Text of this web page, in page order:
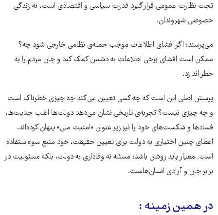
تحت نظارت عمومی قرار گیرد قدرت سیاسی و اقتصادی است، نه زندگی
خصوصی شهروندان.
می‌پرسند: اگر افشای اطلاعات موجب حمله‌ی نظامی خارجی شود چه؟
ممکن است افشای برخی اطلاعات به دشمن کمک کند و جان مردم را به
خطر اندازد.
پرسش اصلی این است که چه کسی تعیین می‌کند چه چیزی خطرناک است
و چه چیزی نیست؟ تجربه‌ی تاریخی نشان می‌دهد دولت‌ها اغلب جنایت‌ها،
فسادها و شکست‌های خود را نیز زیر عنوان «امنیت ملی» پنهان کرده‌اند.
اعطای چنین اختیاری به دولت برای تعیین حقیقت، خود منبع سوءاستفاده
است. معیار باید روشن باشد: مسئله نه وفاداری به دولت، بلکه مسئولیت در
برابر جان و آزادی انسان‌هاست.
در همین زمینه :‌